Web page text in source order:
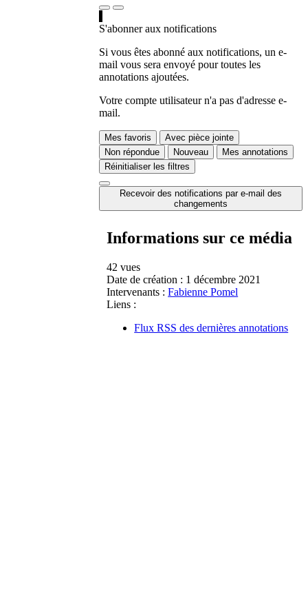
S'abonner aux notifications
Si vous êtes abonné aux notifications, un e-
mail vous sera envoyé pour toutes les
annotations ajoutées.
Votre compte utilisateur n'a pas d'adresse e-
mail.
Mes favoris
Avec pièce jointe
Non répondue
Nouveau
Mes annotations
Réinitialiser les filtres
Recevoir des notifications par e-mail des
changements
Informations sur ce média
42 vues
Date de création : 1 décembre 2021
Intervenants : Fabienne Pomel
Liens :
Flux RSS des dernières annotations